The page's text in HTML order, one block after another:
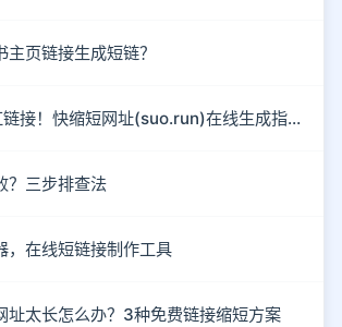
页链接生成短链？
3分钟搞定防红链接！快缩短网址(suo.run)在线生成指南
？三步排查法
，在线短链接制作工具
址太长怎么办？3种免费链接缩短方案